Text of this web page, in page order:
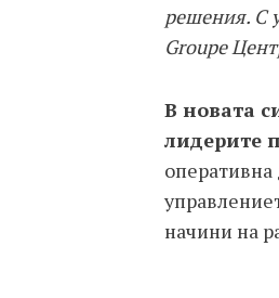
решения. С
Groupe
В новата
лидерите
начини на